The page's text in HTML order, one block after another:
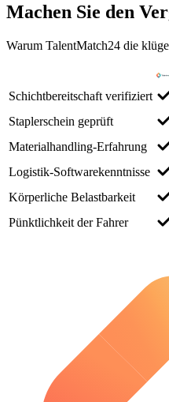
Machen Sie den
Warum TalentMatch24 die
Schichtbereitschaft verifiziert
Staplerschein geprüft
Materialhandling-Erfahrung
Logistik-Softwarekenntnisse
Körperliche Belastbarkeit
Pünktlichkeit der Fahrer